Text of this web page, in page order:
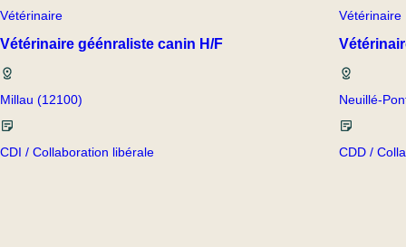
Vétérinaire
Vétérinaire géénraliste canin H/F
Millau (12100)
CDI / Collaboration libérale
Vétérinaire
Neuillé-
CDD /